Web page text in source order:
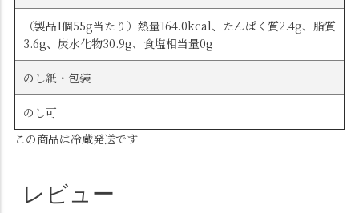
（製品1個55g当たり）熱量164.0kcal、たんぱく質2.4g、脂質
3.6g、炭水化物30.9g、食塩相当量0g
のし紙・包装
のし可
この商品は冷蔵発送です
レビュー